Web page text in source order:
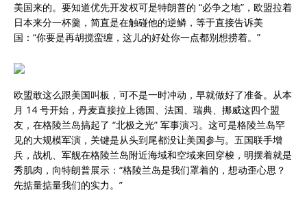
美国来的。要知道优先开发权可是特朗普的 “必争之地”，欧盟拉着
日本来分一杯羹，简直是在触碰他的逆鳞，等于直接告诉美
国：“你要是再胡搅蛮缠，这儿的好处你一点都别想捞着。”
欧盟敢这么跟美国叫板，可不是一时冲动，早就做好了准备。从本
月 14 号开始，丹麦直接拉上德国、法国、瑞典、挪威这四个盟
友，在格陵兰岛搞起了 “北极之光” 军事演习。这可是格陵兰岛罕
见的大规模军演，关键是从头到尾都没让美国参与。五国联手增
兵，战机、军舰在格陵兰岛附近海域和空域来回穿梭，明摆着就是
秀肌肉，向特朗普展示：“格陵兰岛是我们罩着的，想动歪心思？
先掂量掂量我们的实力。”